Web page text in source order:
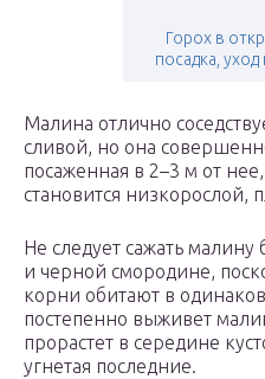
Горох в
посадка,
Малина отлично
сливой, но она
посаженная в 2–3 м от
становится низкорослой,
Не следует сажать малину
и черной смородине,
корни обитают в
постепенно выживет
прорастет в середине
угнетая последние.